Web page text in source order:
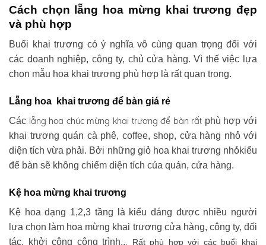
Cách chọn lẵng hoa mừng khai trương đẹp
và phù hợp
Buổi khai trương có ý nghĩa vô cùng quan trọng đối với
các doanh nghiệp, công ty, chủ cửa hàng. Vì thế việc lựa
chọn mẫu hoa khai trương phù hợp là rất quan trọng.
Lẵng hoa khai trương để bàn giá rẻ
Các lẵng hoa chúc mừng khai trương để bàn rất phù hợp với
khai trương quán cà phê, coffee, shop, cửa hàng nhỏ với
diện tích vừa phải. Bởi những giỏ hoa khai trương nhỏkiểu
để bàn sẽ không chiếm diện tích của quán, cửa hàng.
Kệ hoa mừng khai trương
Kệ hoa dạng 1,2,3 tầng là kiểu dáng được nhiều người
lựa chọn làm hoa mừng khai trương cửa hàng, công ty, đối
tác, khởi công công trình.. . Rất phù hợp với các buổi khai